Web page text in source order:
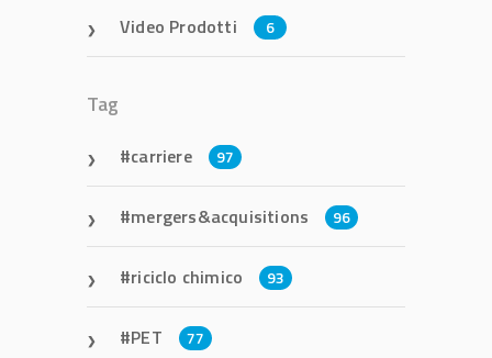
Video Prodotti 6
Tag
carriere 97
mergers&acquisitions 96
riciclo chimico 93
PET 77